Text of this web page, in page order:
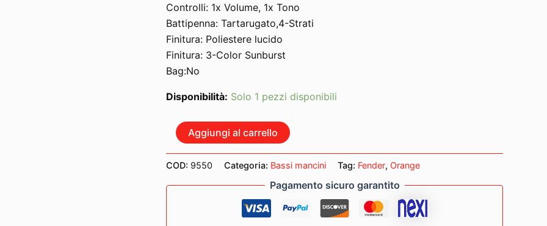
Controlli: 1x Volume, 1x Tono
Battipenna: Tartarugato,4-Strati
Finitura: Poliestere lucido
Finitura: 3-Color Sunburst
Bag:No
Disponibilità: Solo 1 pezzi disponibili
FENDER
SQUIER
CLASSIC
VIBE
PRECISION
Aggiungi al carrello
COD: 9550 Categoria: Bassi mancini Tag: Fender, Orange
Pagamento sicuro garantito